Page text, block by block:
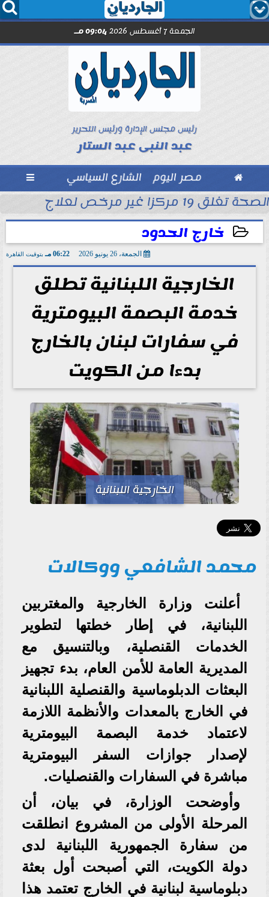
  
الجمعة 7 أغسطس 2026 09:04 مـ
رئيس مجلس الإدارة ورئيس التحرير
عبد النبى عبد الستار
 مصر اليوم الشارع السياسي 
انطلاق الموسم
الصحة تغلق 19 مركزا غير مرخص لعلاج الإدمان والطب النفسي بالمقطم
خارج الحدود
الجمعة، 26 يونيو 2026 06:22 مـ بتوقيت القاهرة
الخارجية اللبنانية تطلق
خدمة البصمة البيومترية
في سفارات لبنان بالخارج
بدءا من الكويت
الخارجية اللبنانية
محمد الشافعي ووكالات
أعلنت وزارة الخارجية والمغتربين
اللبنانية، في إطار خطتها لتطوير
الخدمات القنصلية، وبالتنسيق مع
المديرية العامة للأمن العام، بدء تجهيز
البعثات الدبلوماسية والقنصلية اللبنانية
في الخارج بالمعدات والأنظمة اللازمة
لاعتماد خدمة البصمة البيومترية
لإصدار جوازات السفر البيومترية
مباشرة في السفارات والقنصليات.
وأوضحت الوزارة، في بيان، أن
المرحلة الأولى من المشروع انطلقت
من سفارة الجمهورية اللبنانية لدى
دولة الكويت، التي أصبحت أول بعثة
دبلوماسية لبنانية في الخارج تعتمد هذا